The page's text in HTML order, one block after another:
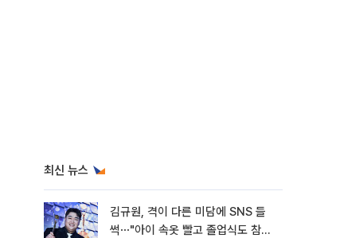
최신 뉴스
김규원, 격이 다른 미담에 SNS 들
썩⋯"아이 속옷 빨고 졸업식도 참